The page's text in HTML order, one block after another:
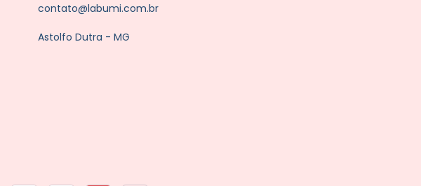
contato@labumi.com.br
Astolfo Dutra - MG